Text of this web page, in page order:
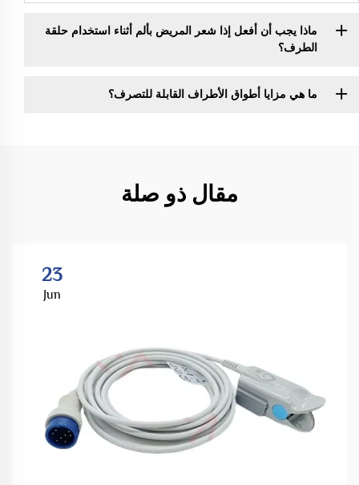
ماذا يجب أن أفعل إذا شعر المريض بألم أثناء استخدام حلقة
الطرف؟
ما هي مزايا أطواق الأطراف القابلة للتصرف؟
مقال ذو صلة
23
Jun